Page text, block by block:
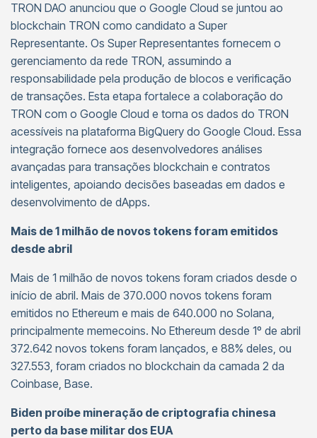
TRON DAO anunciou que o Google Cloud se juntou ao
blockchain TRON como candidato a Super
Representante. Os Super Representantes fornecem o
gerenciamento da rede TRON, assumindo a
responsabilidade pela produção de blocos e verificação
de transações. Esta etapa fortalece a colaboração do
TRON com o Google Cloud e torna os dados do TRON
acessíveis na plataforma BigQuery do Google Cloud. Essa
integração fornece aos desenvolvedores análises
avançadas para transações blockchain e contratos
inteligentes, apoiando decisões baseadas em dados e
desenvolvimento de dApps.
Mais de 1 milhão de novos tokens foram emitidos
desde abril
Mais de 1 milhão de novos tokens foram criados desde o
início de abril. Mais de 370.000 novos tokens foram
emitidos no Ethereum e mais de 640.000 no Solana,
principalmente memecoins. No Ethereum desde 1º de abril
372.642 novos tokens foram lançados, e 88% deles, ou
327.553, foram criados no blockchain da camada 2 da
Coinbase, Base.
Biden proíbe mineração de criptografia chinesa
perto da base militar dos EUA